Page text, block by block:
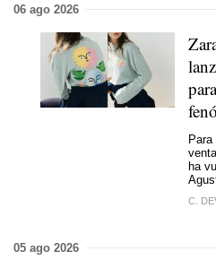
06 ago 2026
ha
C.
05 ago 2026